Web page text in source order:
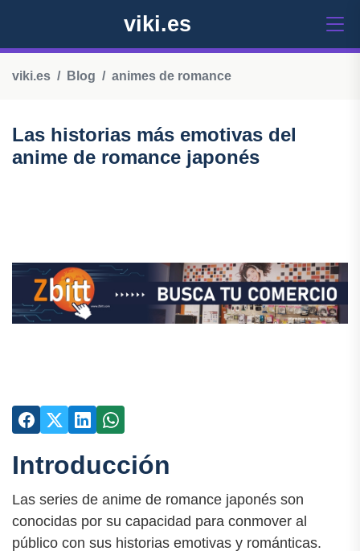
viki.es
viki.es Blog animes de romance
Las historias más emotivas del
anime de romance japonés
Introducción
Las series de anime de romance japonés son
conocidas por su capacidad para conmover al
público con sus historias emotivas y románticas.